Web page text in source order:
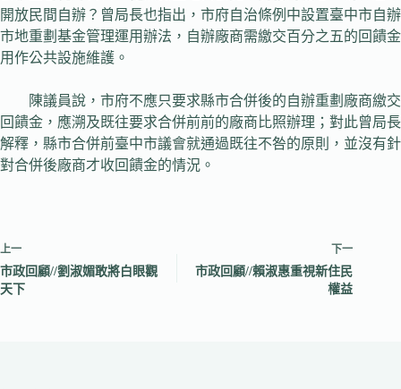
開放民間自辦？曾局長也指出，市府自治條例中設置臺中市自辦
市地重劃基金管理運用辦法，自辦廠商需繳交百分之五的回饋金
用作公共設施維護。
陳議員說，市府不應只要求縣市合併後的自辦重劃廠商繳交
回饋金，應溯及既往要求合併前前的廠商比照辦理；對此曾局長
解釋，縣市合併前臺中市議會就通過既往不咎的原則，並沒有針
對合併後廠商才收回饋金的情況。
上一
市政回顧//劉淑媚敢將白眼觀
天下
下一
市政回顧//賴淑惠重視新住民
權益